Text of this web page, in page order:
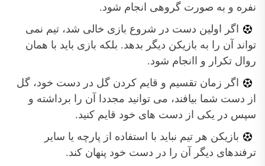
نفره و به صورت گروهی انجام شود.
اگر اولین دست در شروع بازی خالی شد، تیم نمی
تواند آن را به بازیکن دیگر بدهد. بلکه بازی باید با همان
روال تکرار و اانجام شود.
اگر زمان تقسیم و قایم کردن گل در دست خود، گل
از دست شما بیافند، می توانید مجددا آن را برداشته و
سپس در یکی از دست های خود قایم کنید.
بازیکن هر تیم نباید با استفاده از پارچه یا سایر
ترفندهای دیگر آن را در دست خود پنهان کند.